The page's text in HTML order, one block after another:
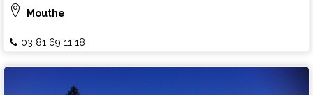
Mouthe
03 81 69 11 18